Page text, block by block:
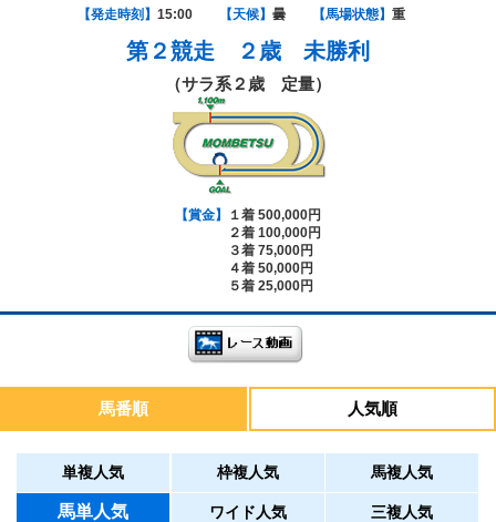
【発走時刻】 15:00 【天候】 曇 【馬場状態】 重
第２競走 ２歳 未勝利
（サラ系２歳 定量）
【賞金】
１着 500,000円
２着 100,000円
３着 75,000円
４着 50,000円
５着 25,000円
馬番順 人気順
単複人気 枠複人気 馬複人気
馬単人気 ワイド人気 三複人気